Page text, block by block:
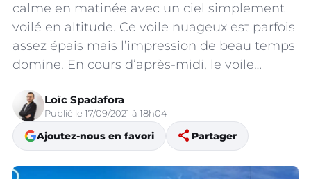
calme en matinée avec un ciel simplement
voilé en altitude. Ce voile nuageux est parfois
assez épais mais l’impression de beau temps
domine. En cours d’après-midi, le voile…
Loïc Spadafora
Publié le 17/09/2021 à 18h04
Ajoutez-nous en favori share Partager